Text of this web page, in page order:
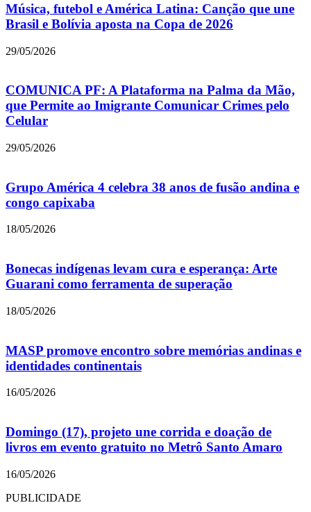
Música, futebol e América Latina: Canção que une
Brasil e Bolívia aposta na Copa de 2026
29/05/2026
COMUNICA PF: A Plataforma na Palma da Mão,
que Permite ao Imigrante Comunicar Crimes pelo
Celular
29/05/2026
Grupo América 4 celebra 38 anos de fusão andina e
congo capixaba
18/05/2026
Bonecas indígenas levam cura e esperança: Arte
Guarani como ferramenta de superação
18/05/2026
MASP promove encontro sobre memórias andinas e
identidades continentais
16/05/2026
Domingo (17), projeto une corrida e doação de
livros em evento gratuito no Metrô Santo Amaro
16/05/2026
PUBLICIDADE